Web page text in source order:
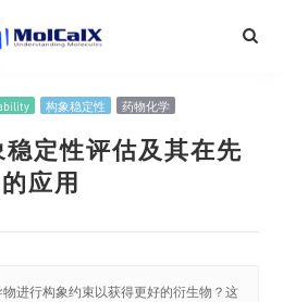
构象稳定性 药物化学
定性评估及其在先
应用
进行构象约束以获得更好的衍生物？这